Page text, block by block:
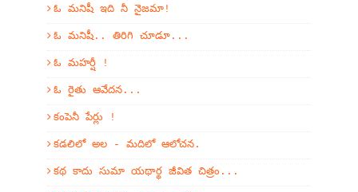
ఓ మనిషీ ఇది నీ నైజమా!
ఓ మనిషీ.. తిరిగి చూడూ...
ఓ మహర్షీ !
ఓ రైతు ఆవేదన...
కంపెనీ పేర్లు !
కడలిలో అల - మదిలో ఆలోచన.
కథ కాదు సుమా యథార్థ జీవిత చిత్రం...